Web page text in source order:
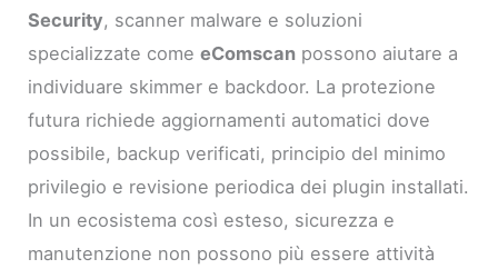
Security, scanner malware e soluzioni
specializzate comeeComscan possono aiutare a
individuare skimmer e backdoor. La protezione
futura richiede aggiornamenti automatici dove
possibile, backup verificati, principio del minimo
privilegio e revisione periodica dei plugin installati.
In un ecosistema così esteso, sicurezza e
manutenzione non possono più essere attività